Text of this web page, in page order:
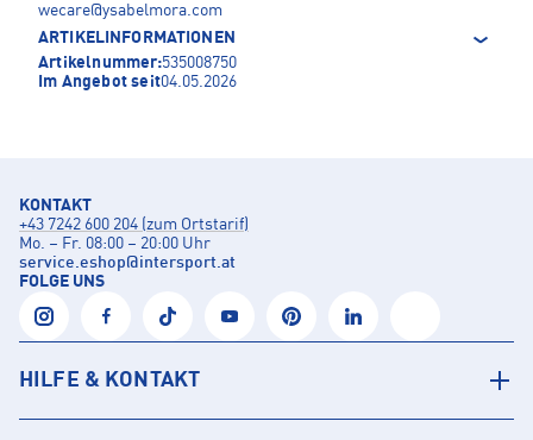
wecare@ysabelmora.com
ARTIKELINFORMATIONEN
Artikelnummer:535008750
Im Angebot seit04.05.2026
KONTAKT
+43 7242 600 204 (zum Ortstarif)
Mo. – Fr. 08:00 – 20:00 Uhr
service.eshop@intersport.at
FOLGE UNS
HILFE & KONTAKT